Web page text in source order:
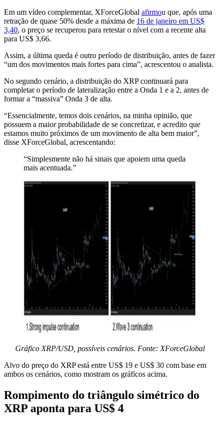
Em um vídeo complementar, XForceGlobal afirmou que, após uma
retração de quase 50% desde a máxima de 16 de janeiro em US$
3,40, o preço se recuperou para retestar o nível com a recente alta
para US$ 3,66.
Assim, a última queda é outro período de distribuição, antes de fazer
“um dos movimentos mais fortes para cima”, acrescentou o analista.
No segundo cenário, a distribuição do XRP continuará para
completar o período de lateralização entre a Onda 1 e a 2, antes de
formar a “massiva” Onda 3 de alta.
“Essencialmente, temos dois cenários, na minha opinião, que
possuem a maior probabilidade de se concretizar, e acredito que
estamos muito próximos de um movimento de alta bem maior”,
disse XForceGlobal, acrescentando:
“Simplesmente não há sinais que apoiem uma queda
mais acentuada.”
Gráfico XRP/USD, possíveis cenários. Fonte: XForceGlobal
Alvo do preço do XRP está entre US$ 19 e US$ 30 com base em
ambos os cenários, como mostram os gráficos acima.
Rompimento do triângulo simétrico do
XRP aponta para US$ 4